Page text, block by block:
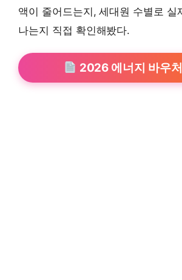
액이 줄어드는지, 세대원 수별로 실
나는지 직접 확인해봤다.
2026 에너지 바우